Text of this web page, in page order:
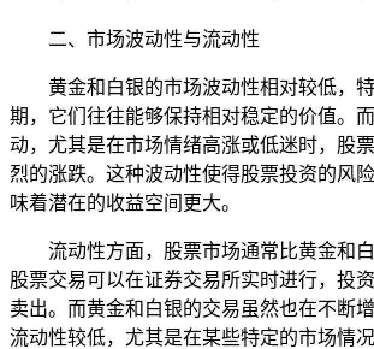
二、市场波动性与流动性
黄金和白银的市场波动性相对较低，
期，它们往往能够保持相对稳定的价值。
动，尤其是在市场情绪高涨或低迷时，股
烈的涨跌。这种波动性使得股票投资的风
味着潜在的收益空间更大。
流动性方面，股票市场通常比黄金和
股票交易可以在证券交易所实时进行，投
卖出。而黄金和白银的交易虽然也在不断
流动性较低，尤其是在某些特定的市场情